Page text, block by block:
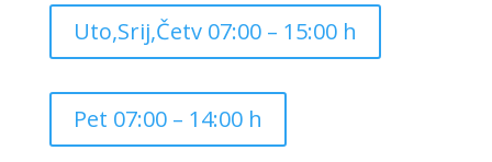
Uto,Srij,Četv 07:00 – 15:00 h
Pet 07:00 – 14:00 h